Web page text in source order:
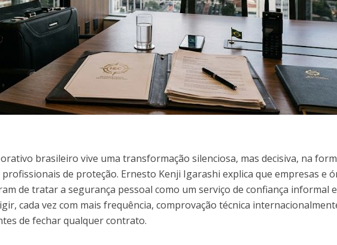
brasileiro vive uma transformação silenciosa, mas decisiva, na
de proteção. Ernesto Kenji Igarashi explica que empresas e
de tratar a segurança pessoal como um serviço de confiança informal e
cada vez com mais frequência, comprovação técnica
de fechar qualquer contrato.